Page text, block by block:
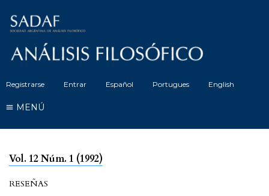
Registrarse Entrar Español Portugues English
MENÚ
Vol. 12 Núm. 1 (1992)
RESEÑAS